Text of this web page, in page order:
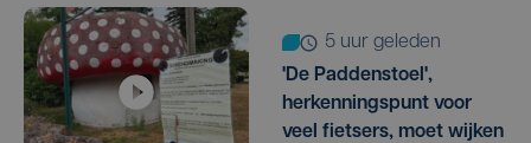
5 uur geleden
'De Paddenstoel',
herkenningspunt voor
veel fietsers, moet wijken